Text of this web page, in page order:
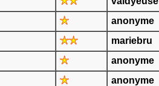
anonyme
mariebru
anonyme
anonyme